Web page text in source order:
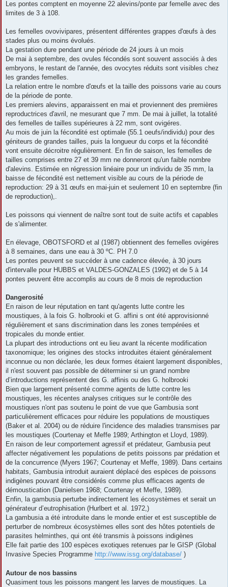
Les pontes comptent en moyenne 22 alevins/ponte par femelle avec des
limites de 3 à 108.
Les femelles ovovivipares, présentent différentes grappes d'œufs à des
stades plus ou moins évolués.
La gestation dure pendant une période de 24 jours à un mois
De mai à septembre, des ovules fécondés sont souvent associés à des
embryons, le restant de l'année, des ovocytes réduits sont visibles chez
les grandes femelles.
La relation entre le nombre d'œufs et la taille des poissons varie au cours
de la période de ponte.
Les premiers alevins, apparaissent en mai et proviennent des premières
reproductrices d'avril, ne mesurant que 7 mm. De mai à juillet, la totalité
des femelles de tailles supérieures à 22 mm, sont ovigéres.
Au mois de juin la fécondité est optimale (55.1 oeufs/individu) pour des
géniteurs de grandes tailles, puis la longueur du corps et la fécondité
vont ensuite décroitre régulièrement. En fin de saison, les femelles de
tailles comprises entre 27 et 39 mm ne donneront qu'un faible nombre
d'alevins. Estimée en régression linéaire pour un individu de 35 mm, la
baisse de fécondité est nettement visible au cours de la période de
reproduction: 29 à 31 œufs en mai-juin et seulement 10 en septembre (fin
de reproduction),.
Les poissons qui viennent de naître sont tout de suite actifs et capables
de s'alimenter.
En élevage, OBOTSFORD et al (1987) obtiennent des femelles ovigéres
à 8 semaines, dans une eau à 30 ºC. PH 7.0
Les pontes peuvent se succéder à une cadence élevée, à 30 jours
d'intervalle pour HUBBS et VALDES-GONZALES (1992) et de 5 à 14
pontes peuvent être accomplis au cours de 8 mois de reproduction
Dangerosité
En raison de leur réputation en tant qu'agents lutte contre les
moustiques, à la fois G. holbrooki et G. affini s ont été approvisionné
régulièrement et sans discrimination dans les zones tempérées et
tropicales du monde entier.
La plupart des introductions ont eu lieu avant la récente modification
taxonomique; les origines des stocks introduites étaient généralement
inconnue ou non déclarée, les deux formes étaient largement disponibles,
il n'est souvent pas possible de déterminer si un grand nombre
d’introductions représentent des G. affinis ou des G. holbrooki
Bien que largement présenté comme agents de lutte contre les
moustiques, les récentes analyses critiques sur le contrôle des
moustiques n'ont pas soutenu le point de vue que Gambusia sont
particulièrement efficaces pour réduire les populations de moustiques
(Baker et al. 2004) ou de réduire l'incidence des maladies transmises par
les moustiques (Courtenay et Meffe 1989; Arthington et Lloyd, 1989).
En raison de leur comportement agressif et prédateur, Gambusia peut
affecter négativement les populations de petits poissons par prédation et
de la concurrence (Myers 1967; Courtenay et Meffe, 1989). Dans certains
habitats, Gambusia introduit auraient déplacé des espèces de poissons
indigènes pouvant être considérés comme plus efficaces agents de
démoustication (Danielsen 1968; Courtenay et Meffe, 1989).
Enfin, la gambusia perturbe indirectement les écosystèmes et serait un
générateur d’eutrophisation (Hurlbert et al. 1972,)
La gambusia a été introduite dans le monde entier et est susceptible de
perturber de nombreux écosystèmes elles sont des hôtes potentiels de
parasites helminthes, qui ont été transmis à poissons indigènes
Elle fait partie des 100 espèces exotiques retenues par le GISP (Global
Invasive Species Programme http://www.issg.org/database/ )
Autour de nos bassins
Quasiment tous les poissons mangent les larves de moustiques. La